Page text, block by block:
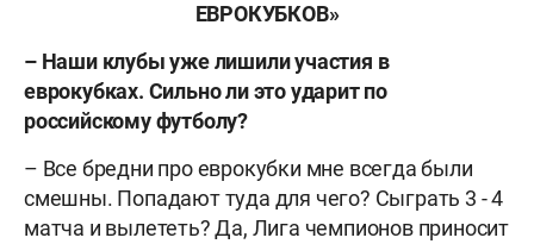
ЕВРОКУБКОВ»
– Наши клубы уже лишили участия в
еврокубках. Сильно ли это ударит по
российскому футболу?
– Все бредни про еврокубки мне всегда были
смешны. Попадают туда для чего? Сыграть 3 - 4
матча и вылететь? Да, Лига чемпионов приносит